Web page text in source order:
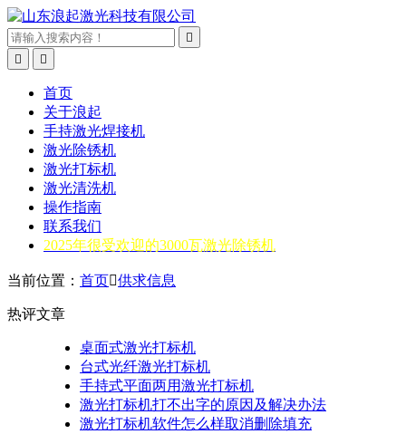



首页
关于浪起
手持激光焊接机
激光除锈机
激光打标机
激光清洗机
操作指南
联系我们
2025年很受欢迎的3000瓦激光除锈机
当前位置： 首页供求信息
热评文章
桌面式激光打标机
台式光纤激光打标机
手持式平面两用激光打标机
激光打标机打不出字的原因及解决办法
激光打标机软件怎么样取消删除填充